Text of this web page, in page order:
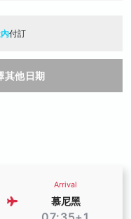
付訂
其他日期
Arrival
慕尼黑